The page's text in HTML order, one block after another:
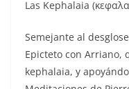
Las Kephalaia
Semejante al
Epicteto con Arriano,
kephalaia, y